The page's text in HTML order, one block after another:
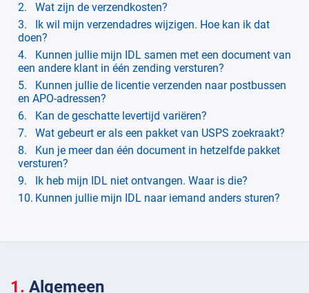
Wat zijn de verzendkosten?
Ik wil mijn verzendadres wijzigen. Hoe kan ik dat
doen?
Kunnen jullie mijn IDL samen met een document van
een andere klant in één zending versturen?
Kunnen jullie de licentie verzenden naar postbussen
en APO-adressen?
Kan de geschatte levertijd variëren?
Wat gebeurt er als een pakket van USPS zoekraakt?
Kun je meer dan één document in hetzelfde pakket
versturen?
Ik heb mijn IDL niet ontvangen. Waar is die?
Kunnen jullie mijn IDL naar iemand anders sturen?
Algemeen